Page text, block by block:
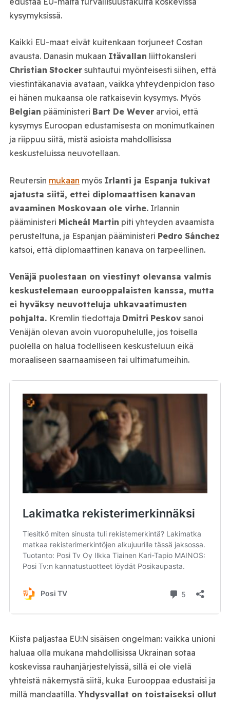
kysymyksissä.
Kaikki EU-maat eivät kuitenkaan torjuneet Costan
avausta. Danasin mukaan Itävallan liittokansleri
Christian Stockersuhtautui myönteisesti siihen, että
viestintäkanavia avataan, vaikka yhteydenpidon taso
ei hänen mukaansa ole ratkaisevin kysymys. Myös
Belgian pääministeri Bart De Weverarvioi, että
kysymys Euroopan edustamisesta on monimutkainen
ja riippuu siitä, mistä asioista mahdollisissa
keskusteluissa neuvotellaan.
Reutersin mukaan myös Irlanti ja Espanja tukivat
ajatusta siitä, ettei diplomaattisen kanavan
avaaminen Moskovaan ole virhe.Irlannin
pääministeri Micheál Martin piti yhteyden avaamista
perusteltuna, ja Espanjan pääministeri Pedro Sánchez
katsoi, että diplomaattinen kanava on tarpeellinen.
Venäjä puolestaan on viestinyt olevansa valmis
keskustelemaan eurooppalaisten kanssa, mutta
ei hyväksy neuvotteluja uhkavaatimusten
pohjalta. Kremlin tiedottaja Dmitri Peskovsanoi
Venäjän olevan avoin vuoropuhelulle, jos toisella
puolella on halua todelliseen keskusteluun eikä
moraaliseen saarnaamiseen tai ultimatumeihin.
Kiista paljastaa EU:N sisäisen ongelman: vaikka unioni
haluaa olla mukana mahdollisissa Ukrainan sotaa
koskevissa rauhanjärjestelyissä, sillä ei ole vielä
yhteistä näkemystä siitä, kuka Eurooppaa edustaisi ja
millä mandaatilla.Yhdysvallat on toistaiseksi ollut